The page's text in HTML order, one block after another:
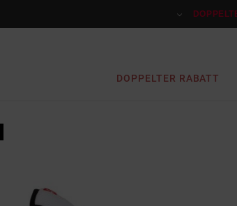
DOPPELTER RABATT